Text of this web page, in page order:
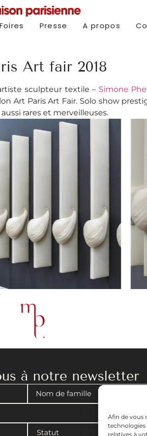
Afin de vous
technologies
relatives à
Foires Presse A propos
Art fair 2018
sculpteur textile – Simone
Art Paris Art Fair. Solo show
rares et merveilleuses.
à notre newsletter